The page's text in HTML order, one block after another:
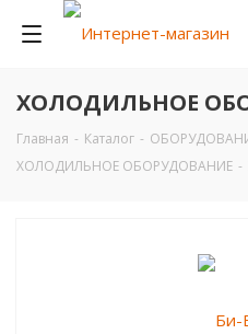
ХОЛОДИЛЬНОЕ
Главная - Каталог -
ХОЛОДИЛЬНОЕ ОБОРУДОВАНИЕ -